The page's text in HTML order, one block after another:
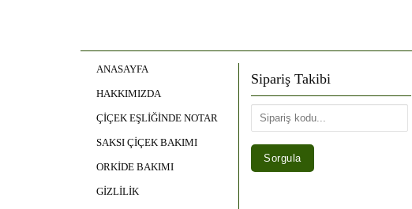
ANASAYFA
HAKKIMIZDA
ÇİÇEK EŞLİĞİNDE NOTAR
SAKSI ÇİÇEK BAKIMI
ORKİDE BAKIMI
GİZLİLİK
Sipariş Takibi